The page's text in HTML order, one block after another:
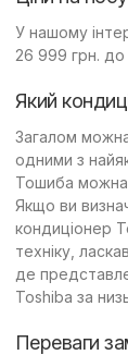
У нашому
26 999 грн. до
Який
Загалом
одними з
Тошиба можна
Якщо ви
кондиціонер
техніку,
де
Toshiba за
Переваги